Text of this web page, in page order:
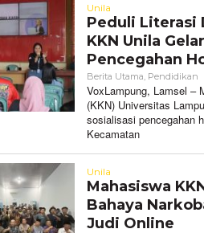
Unila
Peduli Literasi
KKN Unila
Pencegahan
Berita Utama Pendidikan
VoxLampung, Lamsel –
(KKN) Universitas
sosialisasi pencegahan
Kecamatan
Unila
Mahasiswa
Bahaya
Judi Online